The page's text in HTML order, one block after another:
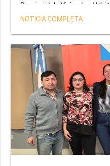
Provincial de Vivienda y
trabajo del organismo en el
salud y seguridad
Melella.
NOTICIA COMPLETA